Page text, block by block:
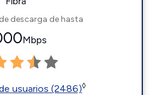
descarga de hasta
Mbps
usuarios (2486)◊